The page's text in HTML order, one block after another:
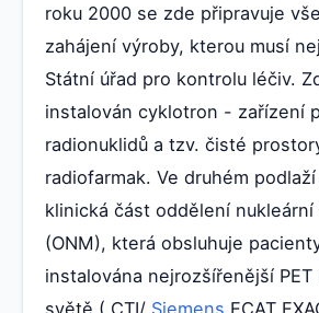
roku 2000 se zde připravuje
zahájení výroby, kterou musí
Státní úřad pro kontrolu léčiv.
instalován cyklotron - zařízení
radionuklidů a tzv. čisté
radiofarmak. Ve druhém
klinická část oddělení
(ONM), která obsluhuje
instalována nejrozšířenější PET
světě ( CTI/ Siemens ECAT